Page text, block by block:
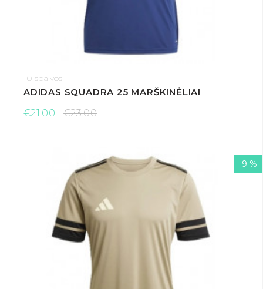
10 spalvos
ADIDAS SQUADRA 25 MARŠKINĖLIAI
€21.00
€23.00
-9 %